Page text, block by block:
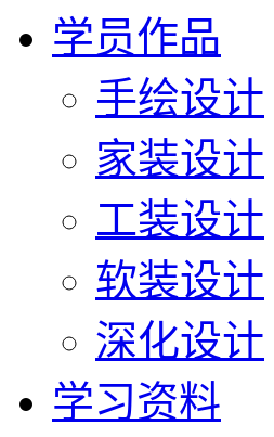
学员作品
手绘设计
家装设计
工装设计
软装设计
深化设计
学习资料